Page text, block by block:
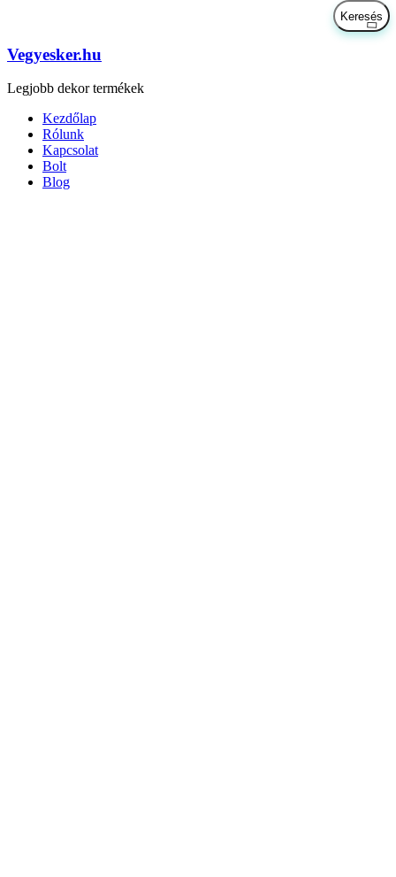
Vegyesker.hu
Legjobb dekor termékek
Kezdőlap
Rólunk
Kapcsolat
Bolt
Blog